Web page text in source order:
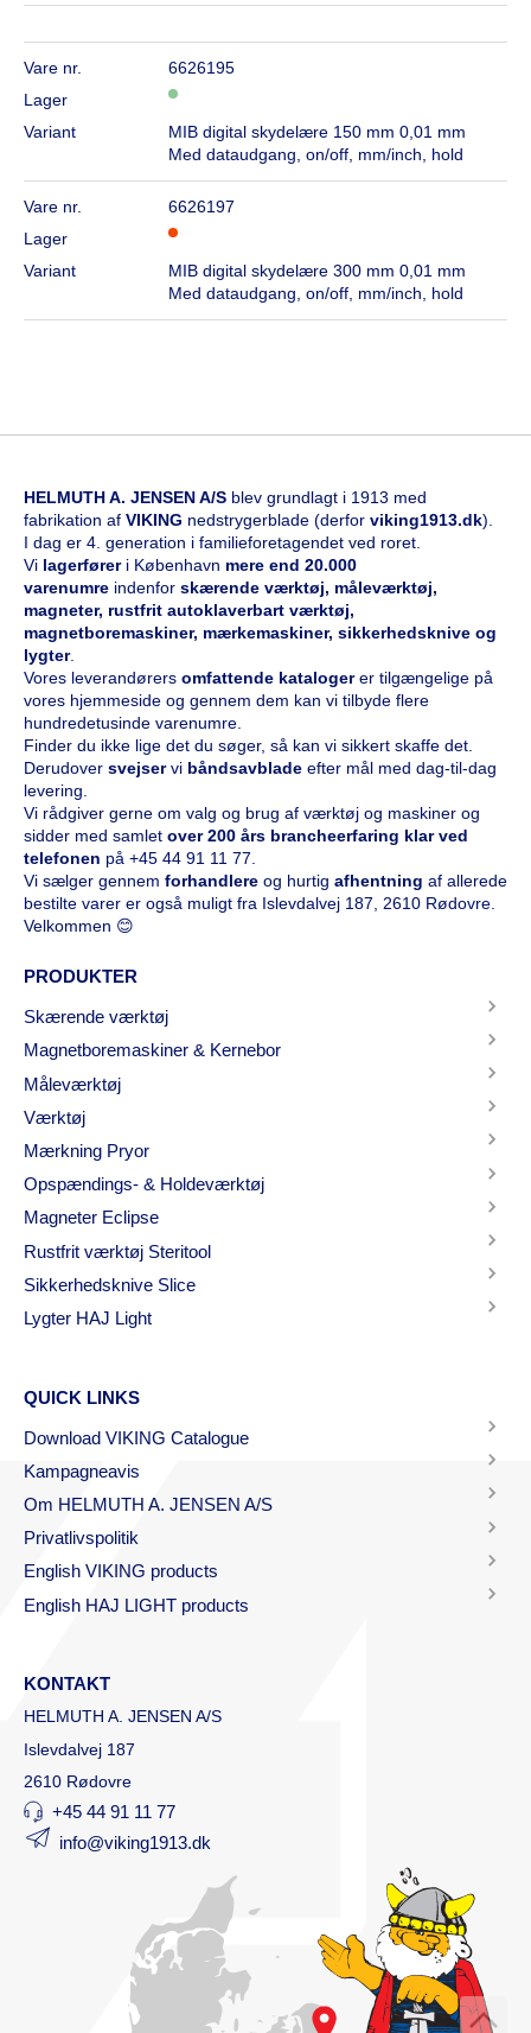
Vare nr.
6626195
Lager
Variant
MIB digital skydelære 150 mm 0,01 mm
Med dataudgang, on/off, mm/inch, hold
Vare nr.
6626197
Lager
Variant
MIB digital skydelære 300 mm 0,01 mm
Med dataudgang, on/off, mm/inch, hold
HELMUTH A. JENSEN A/S blev grundlagt i 1913 med
fabrikation af VIKING nedstrygerblade (derfor viking1913.dk).
I dag er 4. generation i familieforetagendet ved roret.
Vi lagerfører i København mere end 20.000
varenumre indenfor skærende værktøj, måleværktøj,
magneter, rustfrit autoklaverbart værktøj,
magnetboremaskiner, mærkemaskiner, sikkerhedsknive og
lygter.
Vores leverandørers omfattende katalogerer tilgængelige på
vores hjemmeside og gennem dem kan vi tilbyde flere
hundredetusinde varenumre.
Finder du ikke lige det du søger, så kan vi sikkert skaffe det.
Derudover svejservi båndsavblade efter mål med dag-til-dag
levering.
Vi rådgiver gerne om valg og brug af værktøj og maskiner og
sidder med samlet over 200 års brancheerfaring klar ved
telefonen på +45 44 91 11 77.
Vi sælger gennem forhandlere og hurtig afhentning af allerede
bestilte varer er også muligt fra Islevdalvej 187, 2610 Rødovre.
Velkommen 😊
PRODUKTER
Skærende værktøj
Magnetboremaskiner & Kernebor
Måleværktøj
Værktøj
Mærkning Pryor
Opspændings- & Holdeværktøj
Magneter Eclipse
Rustfrit værktøj Steritool
Sikkerhedsknive Slice
Lygter HAJ Light
QUICK LINKS
Download VIKING Catalogue
Kampagneavis
Om HELMUTH A. JENSEN A/S
Privatlivspolitik
English VIKING products
English HAJ LIGHT products
KONTAKT
HELMUTH A. JENSEN A/S
Islevdalvej 187
2610 Rødovre
+45 44 91 11 77
info@viking1913.dk